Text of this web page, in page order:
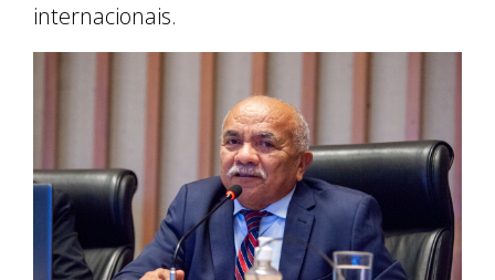
internacionais.